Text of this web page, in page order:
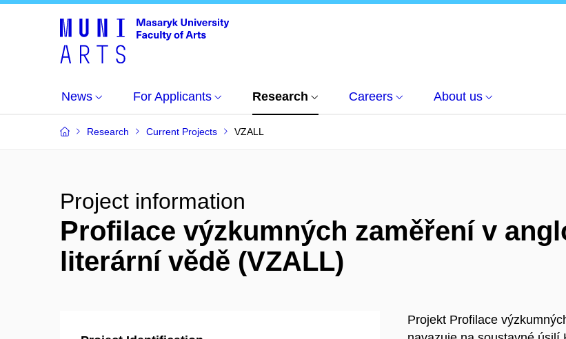
News For Applicants Research Careers About us
Research Current Projects VZALL
Project information
Profilace výzkumných zaměření v
literární vědě (VZALL)
Projekt Profilace